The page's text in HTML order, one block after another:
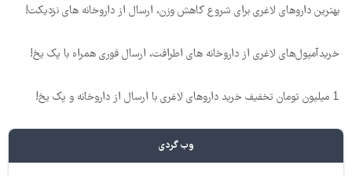
بهترین داروهای لاغری برای شروع کاهش وزن، ارسال از داروخانه های نزدیکت!
خریدآمپول‌های لاغری از داروخانه های اطرافت، ارسال فوری همراه با پک یخ!
1 میلیون تومان تخفیف خرید داروهای لاغری با ارسال از داروخانه و پک یخ!
وب گردی